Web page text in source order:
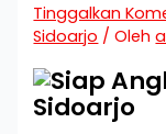
Tinggalkan
Sidoarjo / Oleh